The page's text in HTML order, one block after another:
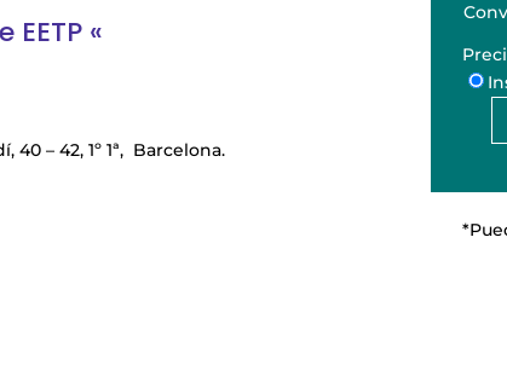
«
– 42, 1º 1ª, Barcelona.